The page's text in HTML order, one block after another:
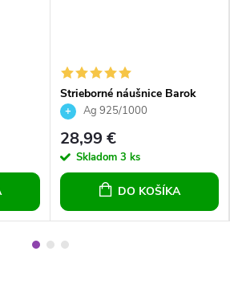
Strieborné náušnice Barok
Crystals silver night - čierne
Ag 925/1000
28,99 €
Skladom 3 ks
DO KOŠÍKA